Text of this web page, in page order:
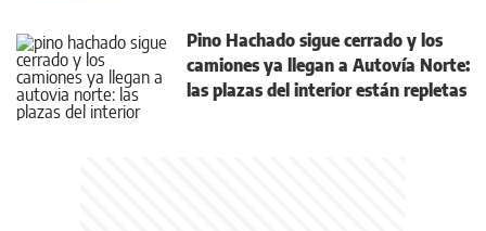
Pino Hachado sigue cerrado y los
camiones ya llegan a Autovía Norte:
las plazas del interior están repletas